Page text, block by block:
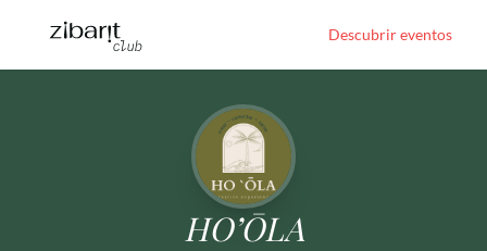
Descubrir eventos
HO’ŌLA